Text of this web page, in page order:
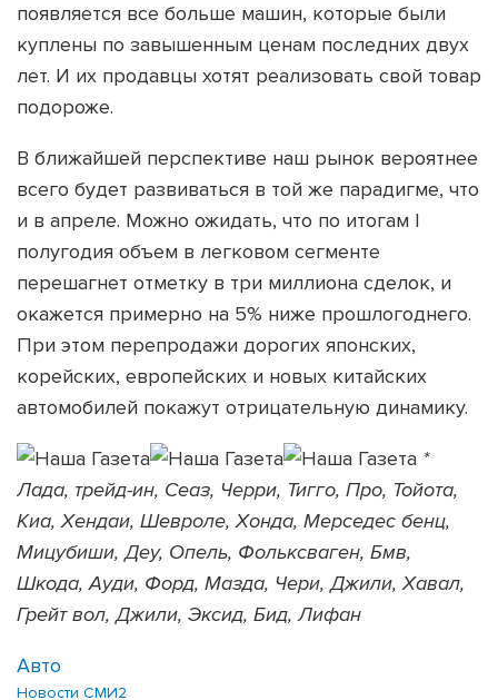
появляется все больше машин, которые были
куплены по завышенным ценам последних двух
лет. И их продавцы хотят реализовать свой товар
подороже.
В ближайшей перспективе наш рынок вероятнее
всего будет развиваться в той же парадигме, что
и в апреле. Можно ожидать, что по итогам I
полугодия объем в легковом сегменте
перешагнет отметку в три миллиона сделок, и
окажется примерно на 5% ниже прошлогоднего.
При этом перепродажи дорогих японских,
корейских, европейских и новых китайских
автомобилей покажут отрицательную динамику.
*
Лада, трейд-ин, Сеаз, Черри, Тигго, Про, Тойота,
Киа, Хендаи, Шевроле, Хонда, Мерседес бенц,
Мицубиши, Деу, Опель, Фольксваген, Бмв,
Шкода, Ауди, Форд, Мазда, Чери, Джили, Хавал,
Грейт вол, Джили, Эксид, Бид, Лифан
Авто
Новости СМИ2